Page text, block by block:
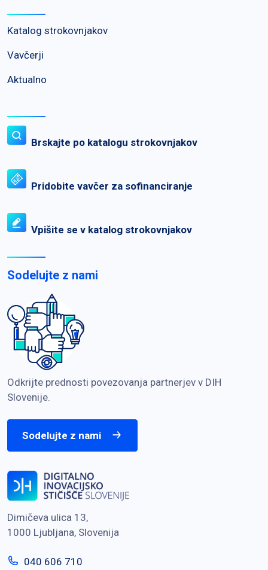
Katalog strokovnjakov
Vavčerji
Aktualno
Brskajte po katalogu strokovnjakov
Pridobite vavčer za sofinanciranje
Vpišite se v katalog strokovnjakov
Sodelujte z nami
Odkrijte prednosti povezovanja partnerjev v DIH
Slovenije.
Sodelujte z nami
Dimičeva ulica 13,
1000 Ljubljana, Slovenija
040 606 710